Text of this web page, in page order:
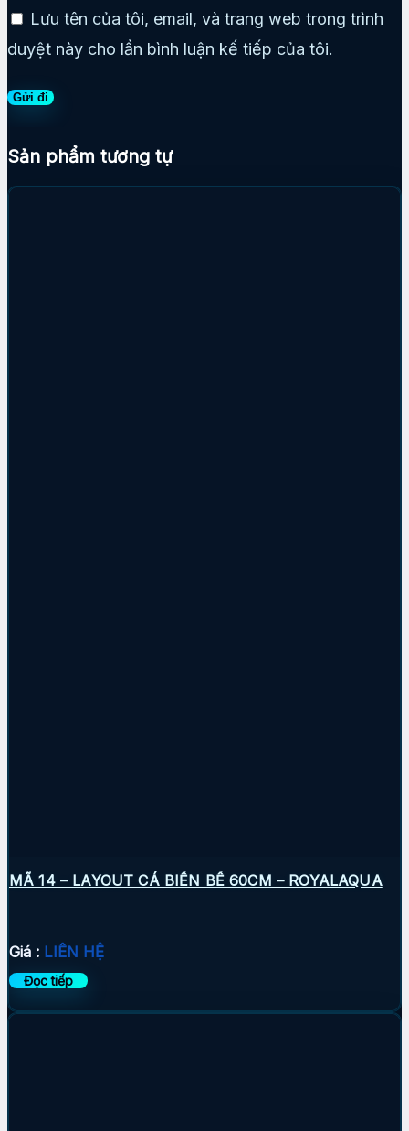
Lưu tên của tôi, email, và trang web trong trình
duyệt này cho lần bình luận kế tiếp của tôi.
Sản phẩm tương tự
MÃ 14 – LAYOUT CÁ BIỂN BỂ 60CM – ROYALAQUA
Giá : LIÊN HỆ
Đọc tiếp